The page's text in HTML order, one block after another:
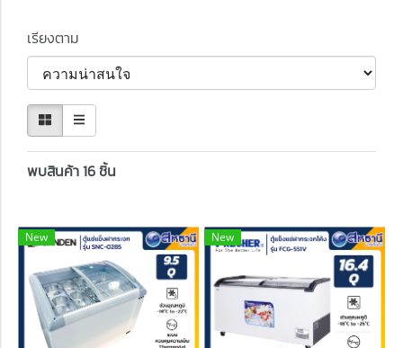
เรียงตาม
พบสินค้า 16 ชิ้น
New New